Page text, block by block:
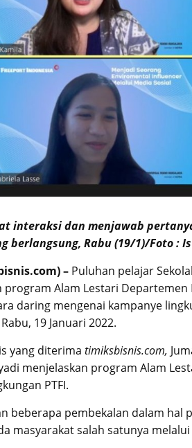
interaksi dan menjawab
berlangsung, Rabu (19/1)/Foto :
– Puluhan pelajar
Alam Lestari Departemen
daring mengenai kampanye
19 Januari 2022.
yang diterima timiksbisnis.com,
menjelaskan program Alam
PTFI.
beberapa pembekalan dalam
masyarakat salah satunya